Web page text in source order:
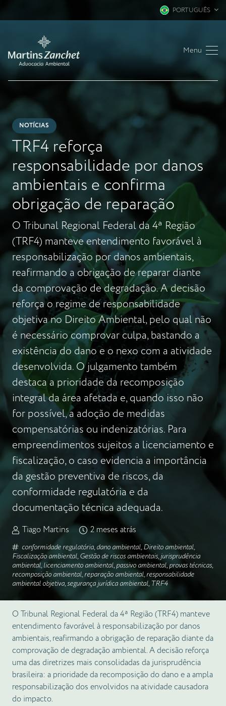
PORTUGUÊS
Menu
NOTÍCIAS
TRF4 reforça
responsabilidade por danos
ambientais e confirma
obrigação de reparação
O Tribunal Regional Federal da 4ª Região
(TRF4) manteve entendimento favorável à
responsabilização por danos ambientais,
reafirmando a obrigação de reparar diante
da comprovação de degradação. A decisão
reforça o regime de responsabilidade
objetiva no Direito Ambiental, pelo qual não
é necessário comprovar culpa, bastando a
existência do dano e o nexo com a atividade
desenvolvida. O julgamento também
destaca a prioridade da recomposição
integral da área afetada e, quando isso não
for possível, a adoção de medidas
compensatórias ou indenizatórias. Para
empreendimentos sujeitos a licenciamento e
fiscalização, o caso evidencia a importância
da gestão preventiva de riscos, da
conformidade regulatória e da
documentação técnica adequada.
Tiago Martins 2 meses atrás
conformidade regulatória,dano ambiental,Direito ambiental,
Fiscalização ambiental,Gestão de riscos ambientais,jurisprudência
ambiental,licenciamento ambiental,passivo ambiental,provas técnicas,
recomposição ambiental,reparação ambiental,responsabilidade
ambiental objetiva,segurança jurídica ambiental,TRF4
O Tribunal Regional Federal da 4ª Região (TRF4) manteve
entendimento favorável à responsabilização por danos
ambientais, reafirmando a obrigação de reparação diante da
comprovação de degradação ambiental. A decisão reforça
uma das diretrizes mais consolidadas da jurisprudência
brasileira: a prioridade da recomposição do dano e a ampla
responsabilização dos envolvidos na atividade causadora
do impacto.